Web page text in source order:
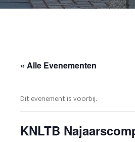
« Alle Evenementen
Dit evenement is voorbij.
KNLTB